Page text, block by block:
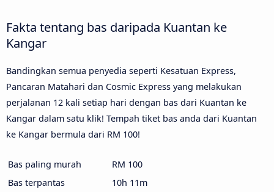
Fakta tentang bas daripada Kuantan ke
Kangar
Bandingkan semua penyedia seperti Kesatuan Express,
Pancaran Matahari dan Cosmic Express yang melakukan
perjalanan 12 kali setiap hari dengan bas dari Kuantan ke
Kangar dalam satu klik! Tempah tiket bas anda dari Kuantan
ke Kangar bermula dari RM 100!
Bas paling murah
RM 100
Bas terpantas
10h 11m